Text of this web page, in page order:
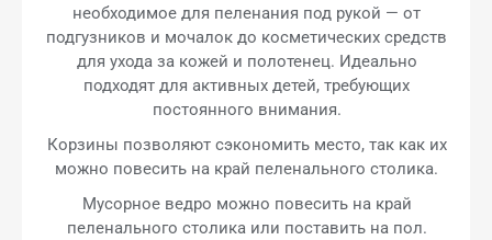
необходимое для пеленания под рукой — от
подгузников и мочалок до косметических средств
для ухода за кожей и полотенец. Идеально
подходят для активных детей, требующих
постоянного внимания.
Корзины позволяют сэкономить место, так как их
можно повесить на край пеленального столика.
Мусорное ведро можно повесить на край
пеленального столика или поставить на пол.